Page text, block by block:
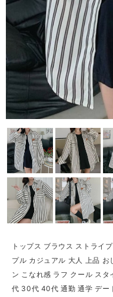
トップス ブラウス ストライ
プル カジュアル 大人 上品
ン こなれ感 ラフ クール ス
代 30代 40代 通勤 通学 デー